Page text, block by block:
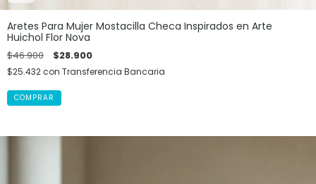
Aretes Para Mujer Mostacilla Checa Inspirados en Arte
Huichol Flor Nova
$46.900 $28.900
$25.432con Transferencia Bancaria